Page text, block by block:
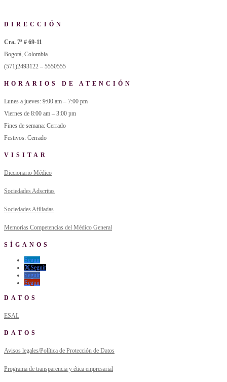
DIRECCIÓN
Cra. 7ª # 69-11
Bogotá, Colombia
(571)2493122 – 5550555
HORARIOS DE ATENCIÓN
Lunes a jueves: 9:00 am – 7:00 pm
Viernes de 8:00 am – 3:00 pm
Fines de semana: Cerrado
Festivos: Cerrado
VISITAR
Diccionario Médico
Sociedades Adscritas
Sociedades Afiliadas
Memorias Competencias del Médico General
SÍGANOS
Seguir
Seguir
Seguir
Seguir
DATOS
ESAL
DATOS
Avisos legales/Política de Protección de Datos
Programa de transparencia y ética empresarial